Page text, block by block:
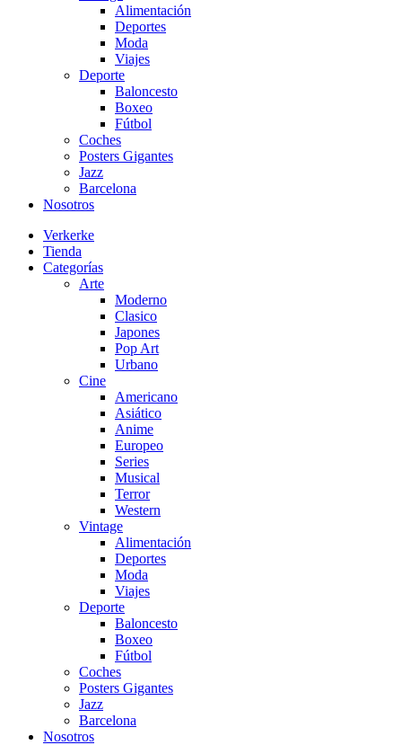
Alimentación
Deportes
Moda
Viajes
Deporte
Baloncesto
Boxeo
Fútbol
Coches
Posters Gigantes
Jazz
Barcelona
Nosotros
Verkerke
Tienda
Categorías
Arte
Moderno
Clasico
Japones
Pop Art
Urbano
Cine
Americano
Asiático
Anime
Europeo
Series
Musical
Terror
Western
Vintage
Alimentación
Deportes
Moda
Viajes
Deporte
Baloncesto
Boxeo
Fútbol
Coches
Posters Gigantes
Jazz
Barcelona
Nosotros